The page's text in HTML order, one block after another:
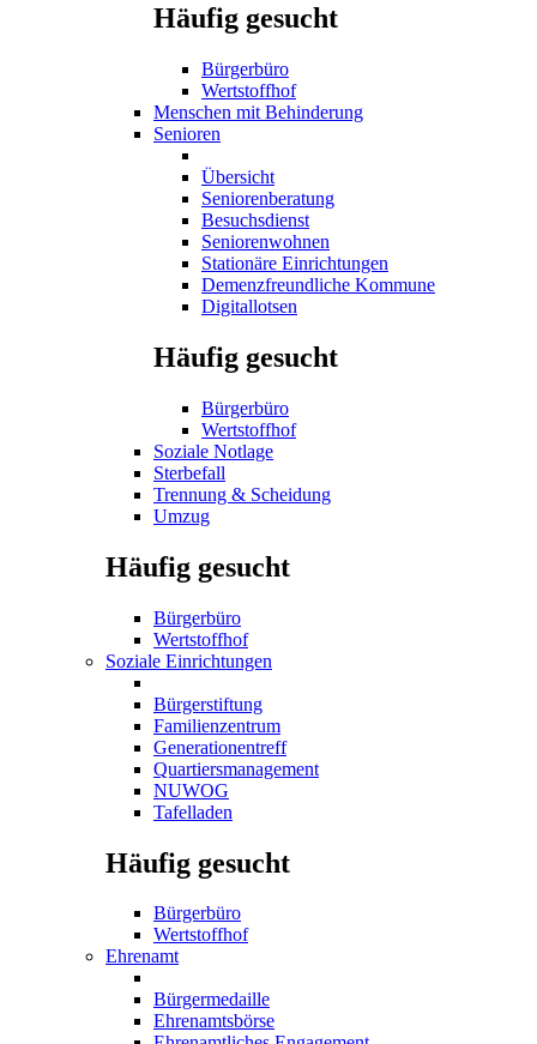
Häufig gesucht
Bürgerbüro
Wertstoffhof
Menschen mit Behinderung
Senioren
Übersicht
Seniorenberatung
Besuchsdienst
Seniorenwohnen
Stationäre Einrichtungen
Demenzfreundliche Kommune
Digitallotsen
Häufig gesucht
Bürgerbüro
Wertstoffhof
Soziale Notlage
Sterbefall
Trennung & Scheidung
Umzug
Häufig gesucht
Bürgerbüro
Wertstoffhof
Soziale Einrichtungen
Bürgerstiftung
Familienzentrum
Generationentreff
Quartiersmanagement
NUWOG
Tafelladen
Häufig gesucht
Bürgerbüro
Wertstoffhof
Ehrenamt
Bürgermedaille
Ehrenamtsbörse